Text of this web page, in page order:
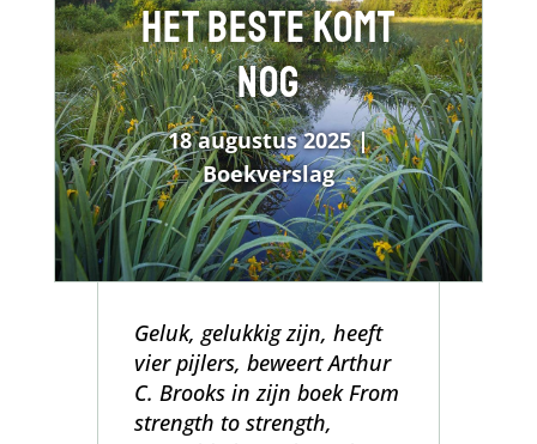
Het beste komt
nog
18 augustus 2025|
Boekverslag
Geluk, gelukkig zijn, heeft
vier pijlers, beweert Arthur
C. Brooks in zijn boek From
strength to strength,